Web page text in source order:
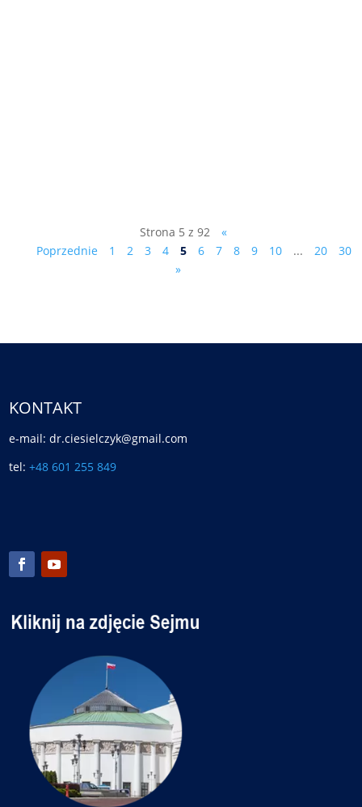
Strona 5 z 92
«
Poprzednie
1 2 3 4 5 6 7 8 9 10 ... 20
30
»
KONTAKT
e-mail: dr.ciesielczyk@gmail.com
tel:+48 601 255 849